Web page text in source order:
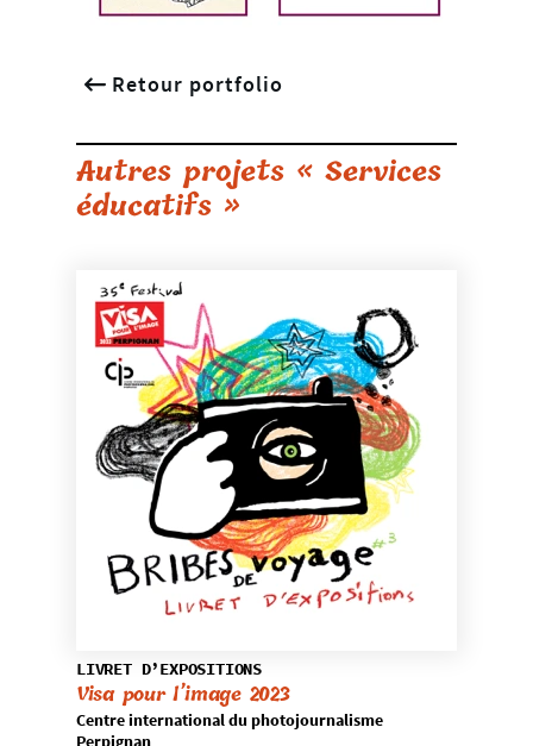
Retour portfolio
Autres projets « Services
éducatifs »
LIVRET D’EXPOSITIONS
Visa pour l’image 2023
Centre international du photojournalisme
Perpignan